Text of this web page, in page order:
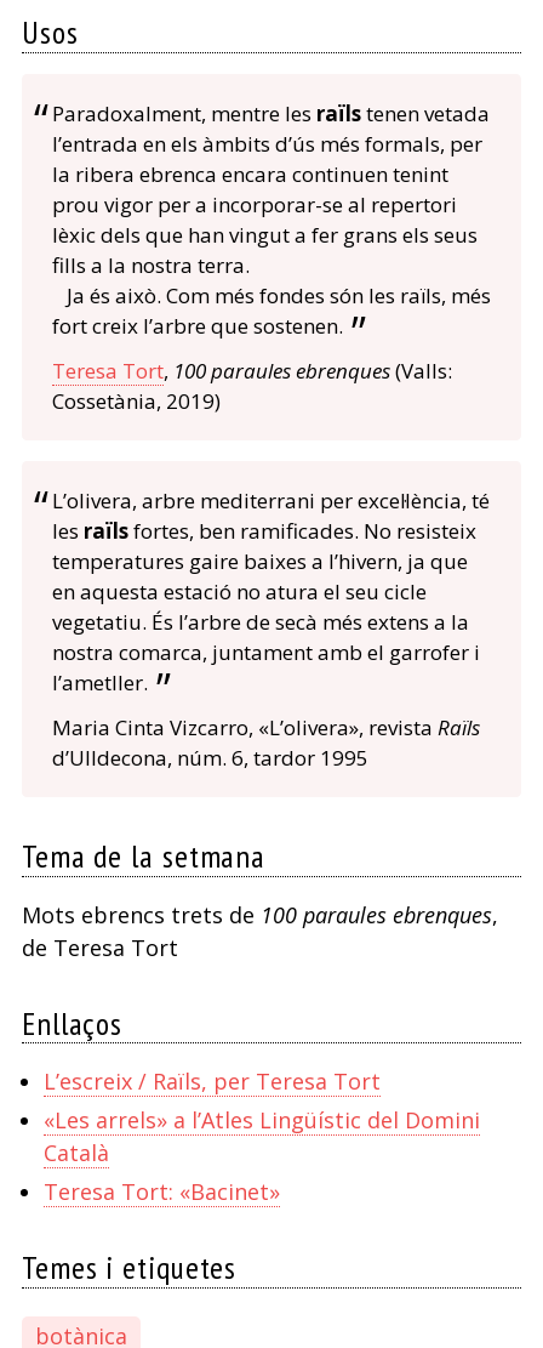
Usos
Paradoxalment, mentre les raïlstenen vetada
l’entrada en els àmbits d’ús més formals, per
la ribera ebrenca encara continuen tenint
prou vigor per a incorporar-se al repertori
lèxic dels que han vingut a fer grans els seus
fills a la nostra terra.
Ja és això. Com més fondes són les raïls, més
fort creix l’arbre que sostenen.
Teresa Tort, 100 paraules ebrenques(Valls:
Cossetània, 2019)
L’olivera, arbre mediterrani per excel·lència, té
les raïlsfortes, ben ramificades. No resisteix
temperatures gaire baixes a l’hivern, ja que
en aquesta estació no atura el seu cicle
vegetatiu. És l’arbre de secà més extens a la
nostra comarca, juntament amb el garrofer i
l’ametller.
Maria Cinta Vizcarro, «L’olivera», revista Raïls
d’Ulldecona, núm. 6, tardor 1995
Tema de la setmana
Mots ebrencs trets de 100 paraules ebrenques,
de Teresa Tort
Enllaços
L’escreix / Raïls, per Teresa Tort
«Les arrels» a l’Atles Lingüístic del Domini
Català
Teresa Tort: «Bacinet»
Temes i etiquetes
botànica